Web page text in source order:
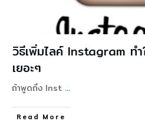
วิธีเพิ่มไลค์ Instagram ท
เยอะๆ
ถ้าพูดถึง Inst ...
Read More